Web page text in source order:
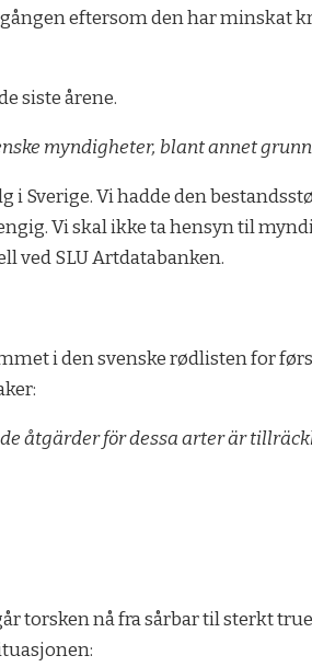
eftersom den har minskat
siste årene.
myndigheter, blant annet
i Sverige. Vi hadde den
Vi skal ikke ta hensyn til
ved SLU Artdatabanken.
i den svenske rødlisten for
åtgärder för dessa arter är
torsken nå fra sårbar til sterkt